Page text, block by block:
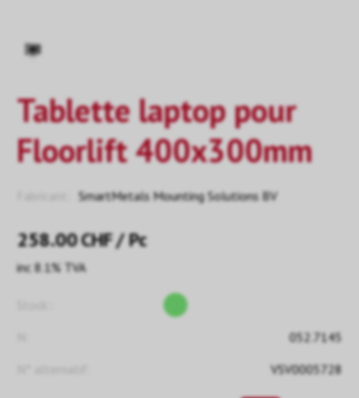
Tablette laptop pour
Floorlift 400x300mm
SmartMetals Mounting Solutions BV
258.00CHF/ Pc
inc 8.1% TVA
052.7145
VSV0005728